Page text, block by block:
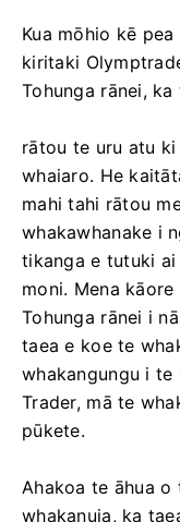
Kua mōhio kē
kiritaki
Tohunga rānei, ka
rātou te uru atu
whaiaro. He
mahi tahi rātou
whakawhanake i
tikanga e tutuki
moni. Mena
Tohunga rānei i
taea e koe te
whakangungu i
Trader, mā te
pūkete.
Ahakoa te āhua
whakanuia, ka